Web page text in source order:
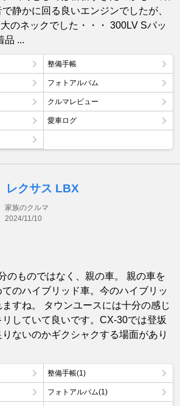
静かに回る良いエンジンでしたが、
のネックでした・・・ 300LV Sパッ
品 ...
整備手帳
フォトアルバム
クルマレビュー
愛車ログ
レクサス LBX
家族のクルマ
2024/11/10
のものではなく、親の車。 親の車を
のハイブリッド車。今のハイブリッ
ますね。 タウンユースには十分の感じ
していて良いです。CX-30では登坂
ないのかギクシャクする場面があり
整備手帳(1)
フォトアルバム(1)